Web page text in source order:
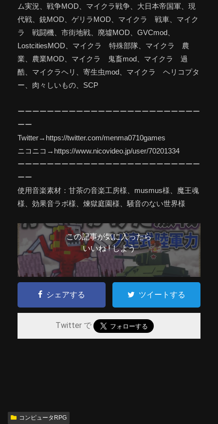
ム実況、戦争MOD、マイクラ戦争、大日本帝国軍、現
代戦、銃MOD、ゲリラMOD、マイクラ 戦車、マイク
ラ 戦闘機、市街地戦、廃墟MOD、GVCmod、
LostcitiesMOD、マイクラ 特殊部隊、マイクラ 農
業、農業MOD、マイクラ 鬼畜mod、マイクラ 過
酷、マイクラヘリ、寄生虫mod、マイクラ ヘリコプタ
ー、肉々しいもの、SCP
ーーーーーーーーーーーーーーーーーーーーーーーーー
ーー
Twitter→https://twitter.com/menma0710games
ニコニコ→https://www.nicovideo.jp/user/70201334
ーーーーーーーーーーーーーーーーーーーーーーーーー
ーー
使用音楽素材：甘茶の音楽工房様、musmus様、魔王魂
様、効果音ラボ様、煉獄庭園様、騒音のない世界様
この記事が気に入ったら
いいね ! しよう
シェアする ツイートする
Twitter で
コンピュータRPG